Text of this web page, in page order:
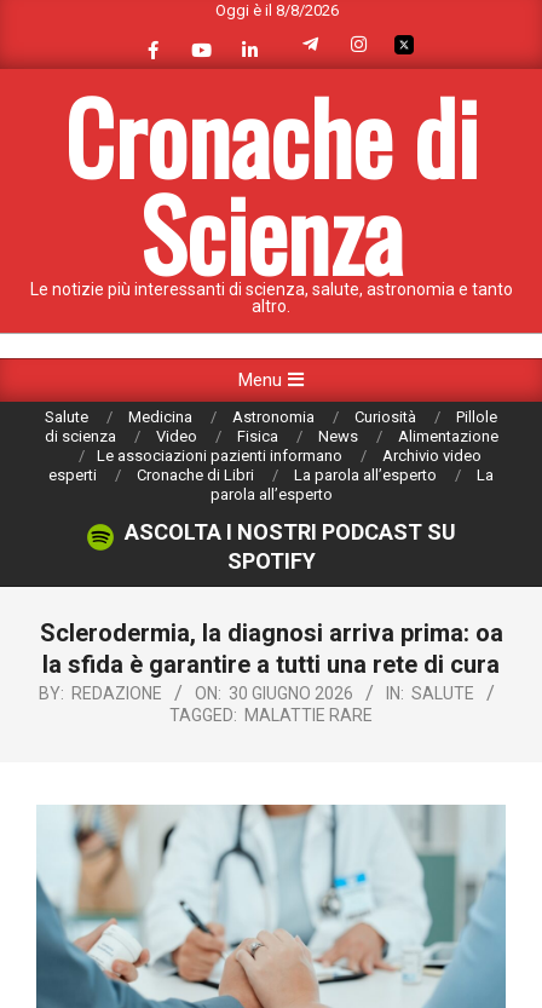
content
Oggi è il 8/8/2026
Cronache di
Scienza
Le notizie più interessanti di scienza, salute, astronomia e tanto
altro.
Navigation
Menu
Salute Medicina Astronomia Curiosità
Pillole
di scienza
Video Fisica News
Alimentazione
Le associazioni pazienti informano
Archivio video
esperti
Cronache di Libri La parola all’esperto
La
parola all’esperto
ASCOLTA I NOSTRI PODCAST SU
SPOTIFY
Sclerodermia, la diagnosi arriva prima: oa
la sfida è garantire a tutti una rete di cura
BY: REDAZIONE ON: 30 GIUGNO 2026 IN: SALUTE
TAGGED: MALATTIE RARE